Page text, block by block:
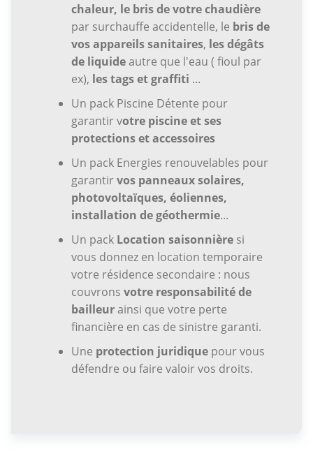
chaleur, le bris de votre chaudière
par surchauffe accidentelle, le bris de
vos appareils sanitaires, les dégâts
de liquideautre que l'eau ( fioul par
ex), les tags et graffiti ...
Un pack Piscine Détente pour
garantir votre piscine et ses
protections et accessoires
Un pack Energies renouvelables pour
garantirvos panneaux solaires,
photovoltaïques, éoliennes,
installation de géothermie...
Un pack Location saisonnièresi
vous donnez en location temporaire
votre résidence secondaire : nous
couvrons votre responsabilité de
bailleurainsi que votre perte
financière en cas de sinistre garanti.
Une protection juridiquepour vous
défendre ou faire valoir vos droits.